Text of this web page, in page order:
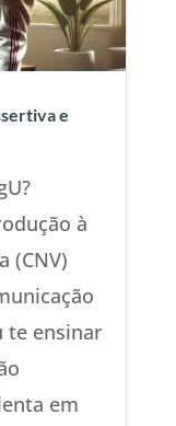
e
à
(CNV)
te ensinar
em